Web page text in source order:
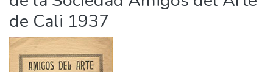
de Cali 1937